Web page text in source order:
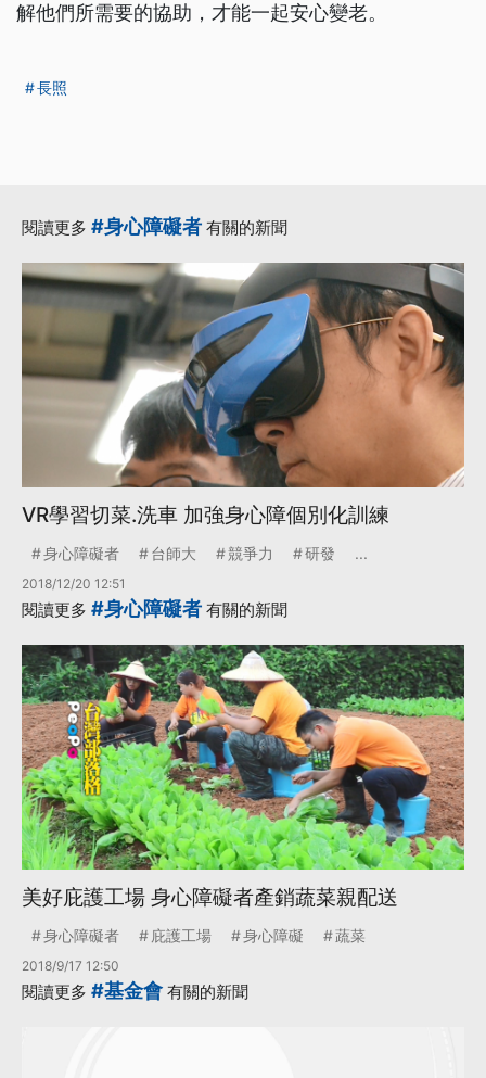
解他們所需要的協助，才能一起安心變老。
長照
閱讀更多 #身心障礙者 有關的新聞
VR學習切菜.洗車 加強身心障個別化訓練
身心障礙者 台師大 競爭力 研發 ...
2018/12/20 12:51
閱讀更多 #身心障礙者 有關的新聞
美好庇護工場 身心障礙者產銷蔬菜親配送
身心障礙者 庇護工場 身心障礙 蔬菜
2018/9/17 12:50
閱讀更多 #基金會 有關的新聞